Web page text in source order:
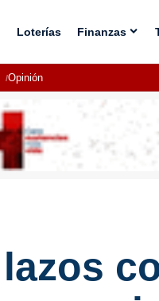
Loterías Finanzas
Opinión